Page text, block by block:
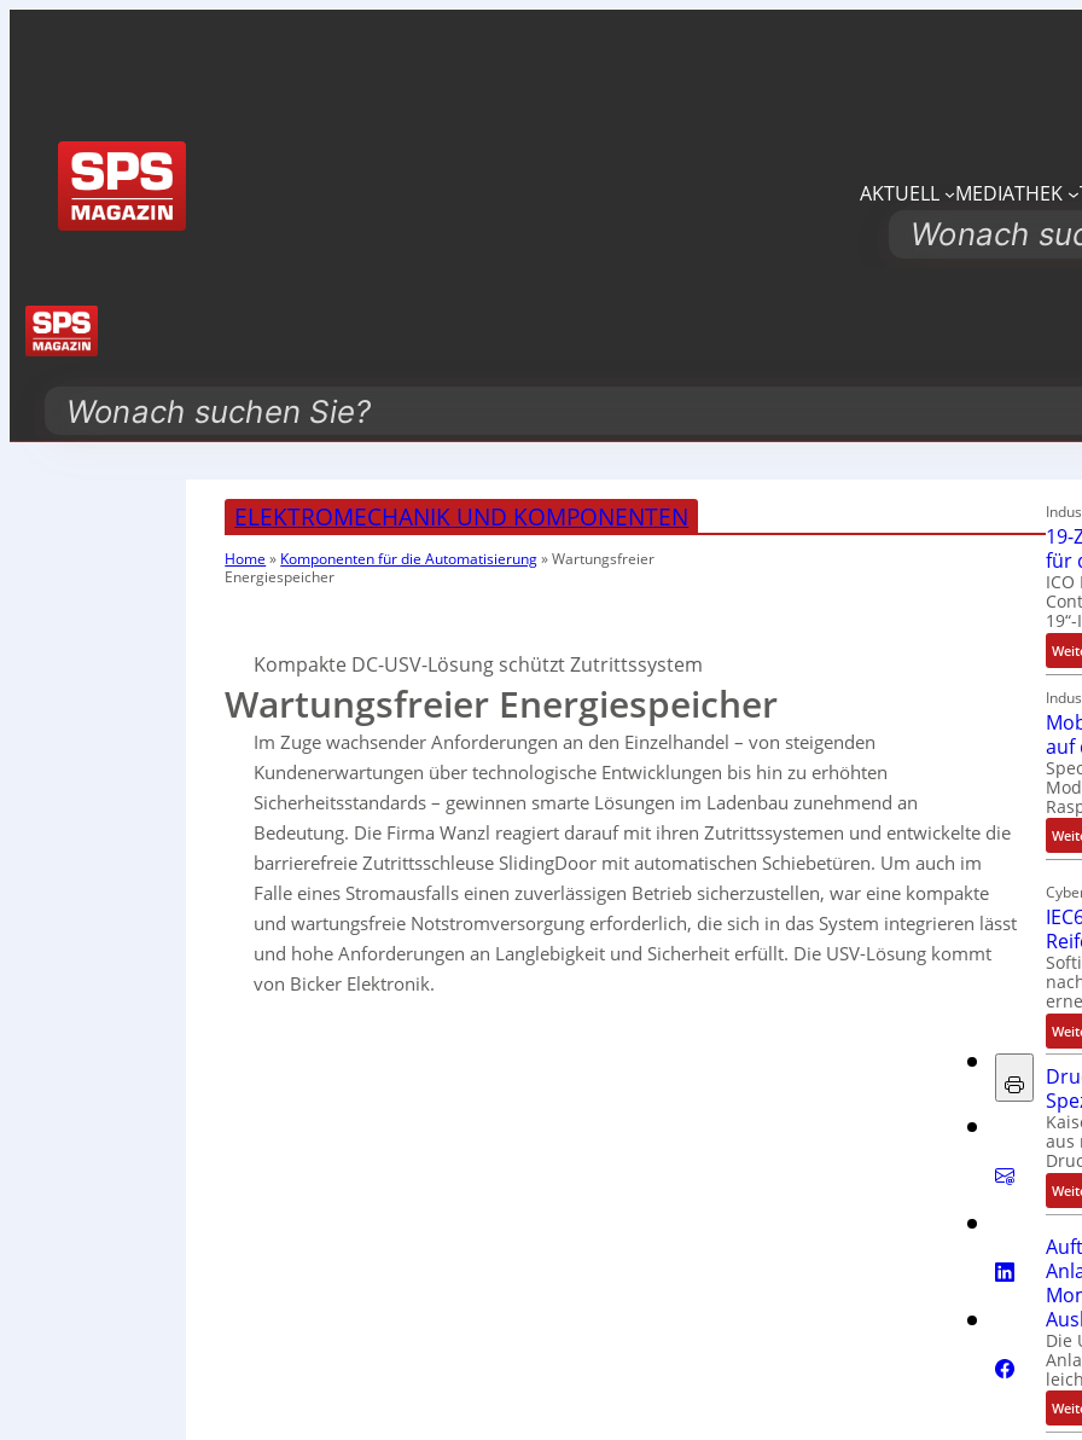
AKTUELL MEDIATHEK
Search
Search
ELEKTROMECHANIK UND KOMPONENTEN
Home » Komponenten für die Automatisierung»Wartungsfreier
Energiespeicher
Kompakte DC-USV-Lösung schützt Zutrittssystem
Wartungsfreier Energiespeicher
Im Zuge wachsender Anforderungen an den Einzelhandel – von steigenden
Kundenerwartungen über technologische Entwicklungen bis hin zu erhöhten
Sicherheitsstandards – gewinnen smarte Lösungen im Ladenbau zunehmend an
Bedeutung. Die Firma Wanzl reagiert darauf mit ihren Zutrittssystemen und entwickelte die
barrierefreie Zutrittsschleuse SlidingDoor mit automatischen Schiebetüren. Um auch im
Falle eines Stromausfalls einen zuverlässigen Betrieb sicherzustellen, war eine kompakte
und wartungsfreie Notstromversorgung erforderlich, die sich in das System integrieren lässt
und hohe Anforderungen an Langlebigkeit und Sicherheit erfüllt. Die USV-Lösung kommt
von Bicker Elektronik.
19-
für
auf
aus
Die